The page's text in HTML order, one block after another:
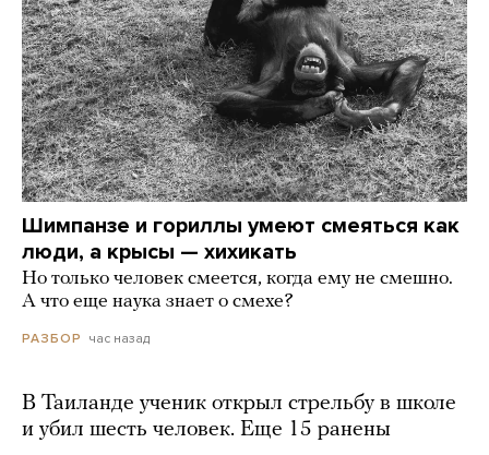
Шимпанзе и гориллы умеют смеяться как
люди, а крысы — хихикать
Но только человек смеется, когда ему не смешно.
А что еще наука знает о смехе?
РАЗБОР час назад
В Таиланде ученик открыл стрельбу в школе
и убил шесть человек. Еще 15 ранены